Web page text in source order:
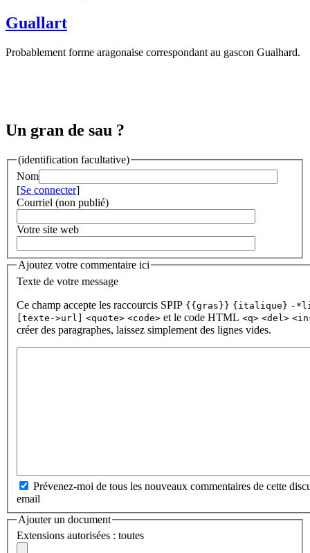
Guallart
Probablement forme aragonaise correspondant au gascon Gualhard.
Un gran de sau ?
(identification facultative)
Nom
[Se connecter]
Courriel (non publié)
Votre site web
Ajoutez votre commentaire ici
Texte de votre message
Ce champ accepte les raccourcis SPIP {{gras}} {italique} -
[texte->url]
<quote> <code> et le code HTML <q> <del>
créer des paragraphes, laissez simplement des lignes vides.
Prévenez-moi de tous les nouveaux commentaires de cette
email
Ajouter un document
Extensions autorisées : toutes